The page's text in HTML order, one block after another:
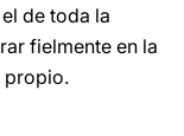
de toda la
fielmente en la
propio.